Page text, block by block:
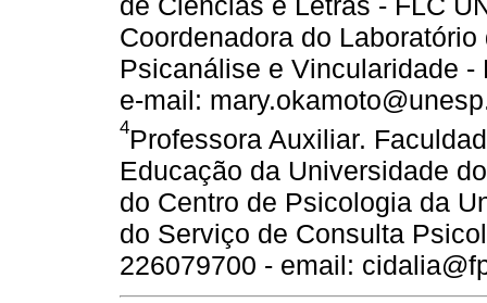
Coordenadora do
Psicanálise e Vincularidade
e-mail:
4Professora Auxiliar.
Educação da Universidade
do Centro de Psicologia da
do Serviço de Consulta
226079700 - email: